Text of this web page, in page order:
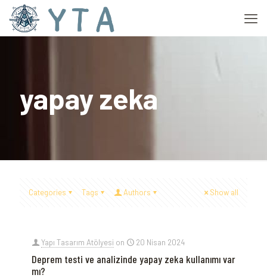
yapay zeka
Categories Tags Authors Show all
Yapı Tasarım Atölyesi on 20 Nisan 2024
Deprem testi ve analizinde yapay zeka kullanımı var
mı?